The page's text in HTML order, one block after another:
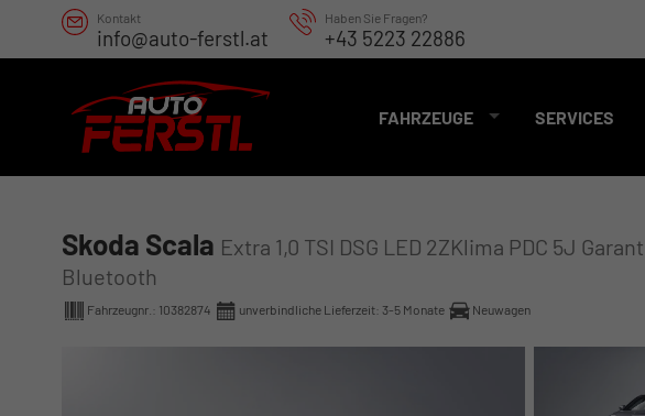
Kontakt
info@auto-ferstl.at
Haben Sie Fragen?
+43 5223 22886
FAHRZEUGE SERVICES
Skoda Scala Extra 1,0 TSI DSG LED 2ZKlima PDC 5J
Bluetooth
Fahrzeugnr.: 10382874 unverbindliche Lieferzeit: 3-5 Monate Neuwagen